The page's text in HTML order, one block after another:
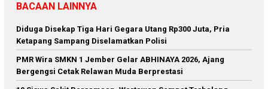
BACAAN LAINNYA
Diduga Disekap Tiga Hari Gegara Utang Rp300 Juta, Pria
Ketapang Sampang Diselamatkan Polisi
PMR Wira SMKN 1 Jember Gelar ABHINAYA 2026, Ajang
Bergengsi Cetak Relawan Muda Berprestasi